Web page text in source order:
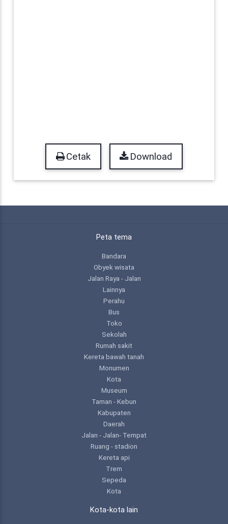
Cetak Download
Peta tema
Bandara
Obyek wisata
Jalan Raya - Jalan
Lainnya
Perahu
Bus
Toko
Sekolah
Rumah sakit
Kereta bawah tanah
Monumen
Kota
Museum
Taman - Kebun
Kabupaten
Daerah
Jalan - Jalan- Tempat
Ruang - stadion
Kereta api
Trem
Sepeda
Kota
Kota-kota lain